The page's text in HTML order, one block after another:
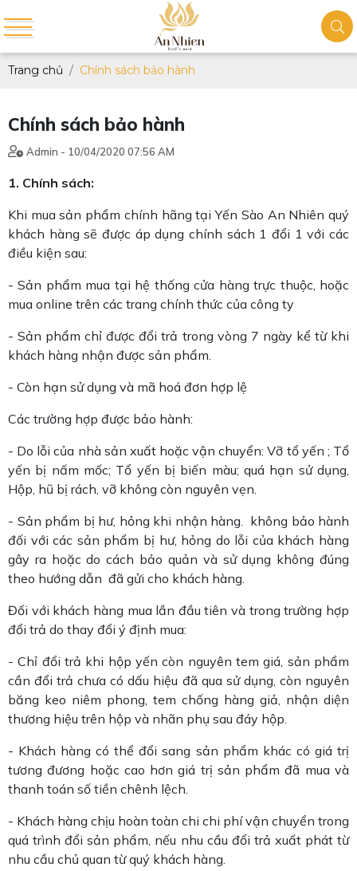
Trang chủ Chính sách bảo hành
Chính sách bảo hành
Admin - 10/04/2020 07:56 AM
1. Chính sách:
Khi mua sản phẩm chính hãng tại Yến Sào An Nhiên quý
khách hàng sẽ được áp dụng chính sách 1 đổi 1 với các
điều kiện sau:
- Sản phẩm mua tại hệ thống cửa hàng trực thuộc, hoặc
mua online trên các trang chính thức của công ty
- Sản phẩm chỉ được đổi trả trong vòng 7 ngày kể từ khi
khách hàng nhận được sản phẩm.
- Còn hạn sử dụng và mã hoá đơn hợp lệ
Các trường hợp được bảo hành:
- Do lỗi của nhà sản xuất hoặc vận chuyển: Vỡ tổ yến ; Tổ
yến bị nấm mốc; Tổ yến bị biến màu; quá hạn sử dụng,
Hộp, hũ bị rách, vỡ không còn nguyên vẹn.
- Sản phẩm bị hư, hỏng khi nhận hàng. không bảo hành
đối với các sản phẩm bị hư, hỏng do lỗi của khách hàng
gây ra hoặc do cách bảo quản và sử dụng không đúng
theo hướng dẫn đã gửi cho khách hàng.
Đối với khách hàng mua lần đầu tiên và trong trường hợp
đổi trả do thay đổi ý định mua:
- Chỉ đổi trả khi hộp yến còn nguyên tem giá, sản phẩm
cần đổi trả chưa có dấu hiệu đã qua sử dụng, còn nguyên
băng keo niêm phong, tem chống hàng giả, nhận diện
thương hiệu trên hộp và nhãn phụ sau đáy hộp.
- Khách hàng có thể đổi sang sản phẩm khác có giá trị
tương đương hoặc cao hơn giá trị sản phẩm đã mua và
thanh toán số tiền chênh lệch.
- Khách hàng chịu hoàn toàn chi chi phí vận chuyển trong
quá trình đổi sản phẩm, nếu nhu cầu đổi trả xuất phát từ
nhu cầu chủ quan từ quý khách hàng.